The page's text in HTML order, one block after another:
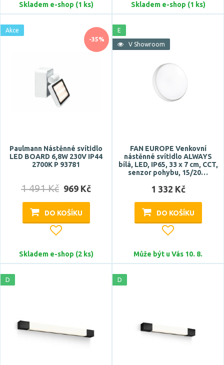
hotel, restaurace
industriální
Tvar / motiv
kónický
kulatý
Zobrazit více
Stupeň krytí
IP54
Skladem e-shop (1 ks) Skladem e-shop (1 ks)
-35%
Akce
Paulmann Nástěnné svítidlo
LED BOARD 6,8W 230V IP44
2700K P 93781
1 491 Kč 969 Kč
DO KOŠÍKU
Skladem e-shop (2 ks)
E
V Showroom
FAN EUROPE Venkovní
nástěnné svítidlo ALWAYS
bílá, LED, IP65, 33 x 7 cm, CCT,
senzor pohybu, 15/20…
1 332 Kč
DO KOŠÍKU
Může být u Vás 10. 8.
D D